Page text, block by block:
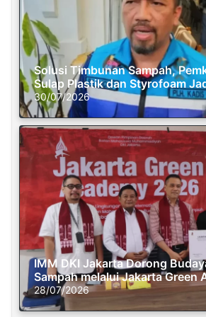
Solusi Timbunan Sampah,
Sulap Plastik dan Styrofoam
30/07/2026
IMM DKI Jakarta Dorong
Sampah melalui Jakarta Green
28/07/2026